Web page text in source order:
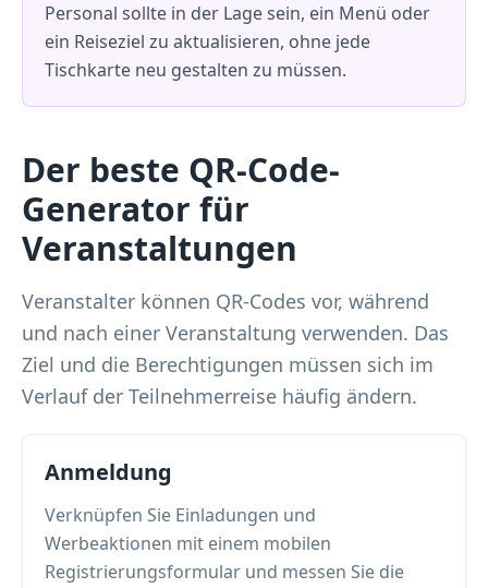
Personal sollte in der Lage sein, ein Menü oder
ein Reiseziel zu aktualisieren, ohne jede
Tischkarte neu gestalten zu müssen.
Der beste QR-Code-
Generator für
Veranstaltungen
Veranstalter können QR-Codes vor, während
und nach einer Veranstaltung verwenden. Das
Ziel und die Berechtigungen müssen sich im
Verlauf der Teilnehmerreise häufig ändern.
Anmeldung
Verknüpfen Sie Einladungen und
Werbeaktionen mit einem mobilen
Registrierungsformular und messen Sie die